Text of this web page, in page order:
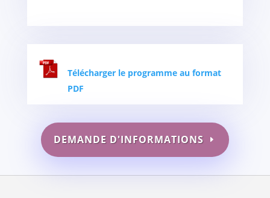
Télécharger le programme au format
PDF
DEMANDE D'INFORMATIONS